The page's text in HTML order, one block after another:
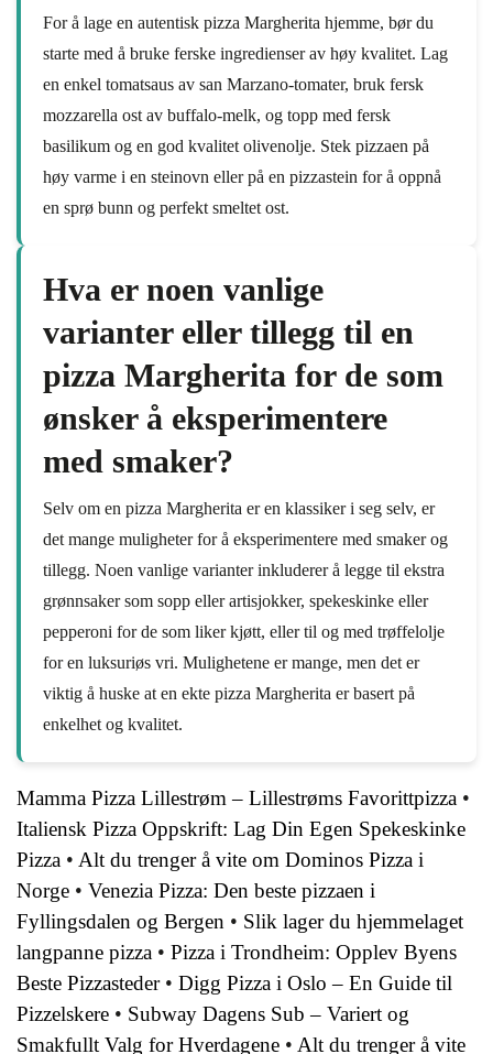
For å lage en autentisk pizza Margherita hjemme, bør du
starte med å bruke ferske ingredienser av høy kvalitet. Lag
en enkel tomatsaus av san Marzano-tomater, bruk fersk
mozzarella ost av buffalo-melk, og topp med fersk
basilikum og en god kvalitet olivenolje. Stek pizzaen på
høy varme i en steinovn eller på en pizzastein for å oppnå
en sprø bunn og perfekt smeltet ost.
Hva er noen vanlige
varianter eller tillegg til en
pizza Margherita for de som
ønsker å eksperimentere
med smaker?
Selv om en pizza Margherita er en klassiker i seg selv, er
det mange muligheter for å eksperimentere med smaker og
tillegg. Noen vanlige varianter inkluderer å legge til ekstra
grønnsaker som sopp eller artisjokker, spekeskinke eller
pepperoni for de som liker kjøtt, eller til og med trøffelolje
for en luksuriøs vri. Mulighetene er mange, men det er
viktig å huske at en ekte pizza Margherita er basert på
enkelhet og kvalitet.
Mamma Pizza Lillestrøm – Lillestrøms Favorittpizza •
Italiensk Pizza Oppskrift: Lag Din Egen Spekeskinke
Pizza • Alt du trenger å vite om Dominos Pizza i
Norge • Venezia Pizza: Den beste pizzaen i
Fyllingsdalen og Bergen • Slik lager du hjemmelaget
langpanne pizza • Pizza i Trondheim: Opplev Byens
Beste Pizzasteder• Digg Pizza i Oslo – En Guide til
Pizzelskere • Subway Dagens Sub – Variert og
Smakfullt Valg for Hverdagene • Alt du trenger å vite